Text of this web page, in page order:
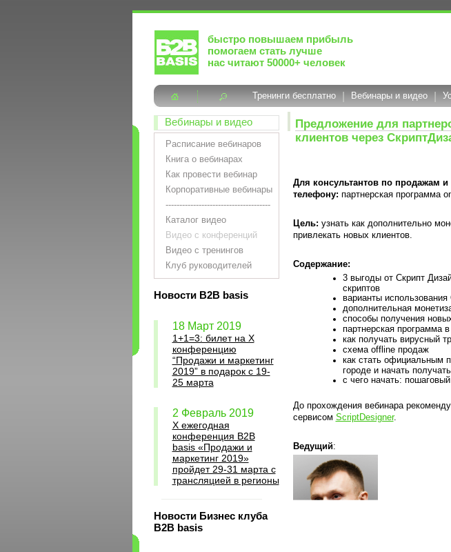
быстро повышаем прибыль
помогаем стать лучше
нас читают 50000+ человек
Тренинги бесплатно Вебинары и видео
Вебинары и видео
Расписание вебинаров
Книга о вебинарах
Как провести вебинар
Корпоративные вебинары
--------------------------------------
Каталог видео
Видео с конференций
Видео с тренингов
Клуб руководителей
Новости B2B basis
18 Март 2019
1+1=3: билет на Х
конференцию
“Продажи и маркетинг
2019” в подарок с 19-
25 марта
2 Февраль 2019
X ежегодная
конференция B2B
basis «Продажи и
маркетинг 2019»
пройдет 29-31 марта с
трансляцией в регионы
Новости Бизнес клуба
B2B basis
Предложение для
клиентов через
Для консультантов по продажам
телефону: партнерская программа
Цель: узнать как дополнительно
привлекать новых клиентов.
Содержание:
3 выгоды от Скрипт
скриптов
варианты использования
дополнительная
способы получения
партнерская программа
как получать вирусный
схема offline продаж
как стать официальным
городе и начать
с чего начать:
До прохождения вебинара
сервисом ScriptDesigner.
Ведущий: